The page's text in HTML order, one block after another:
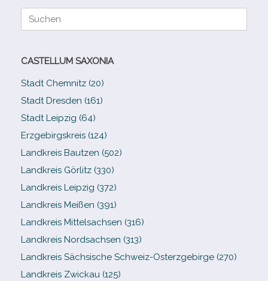
Suche
CASTELLUM SAXONIA
Stadt Chemnitz (20)
Stadt Dresden (161)
Stadt Leipzig (64)
Erzgebirgskreis (124)
Landkreis Bautzen (502)
Landkreis Görlitz (330)
Landkreis Leipzig (372)
Landkreis Meißen (391)
Landkreis Mittelsachsen (316)
Landkreis Nordsachsen (313)
Landkreis Sächsische Schweiz-​Osterzgebirge (270)
Landkreis Zwickau (125)